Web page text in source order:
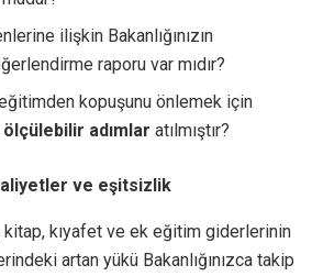
ilişkin Bakanlığınızın
raporu var mıdır?
eğitimden kopuşunu önlemek için
ölçülebilir adımlar atılmıştır?
ve eşitsizlik
kitap, kıyafet ve ek eğitim giderlerinin
artan yükü Bakanlığınızca takip